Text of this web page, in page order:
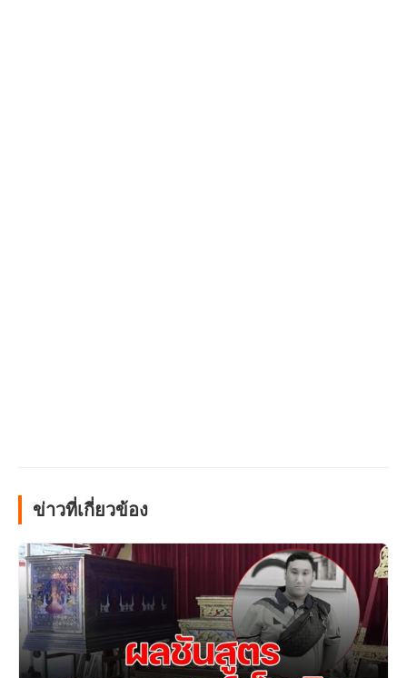
ข่าวที่เกี่ยวข้อง